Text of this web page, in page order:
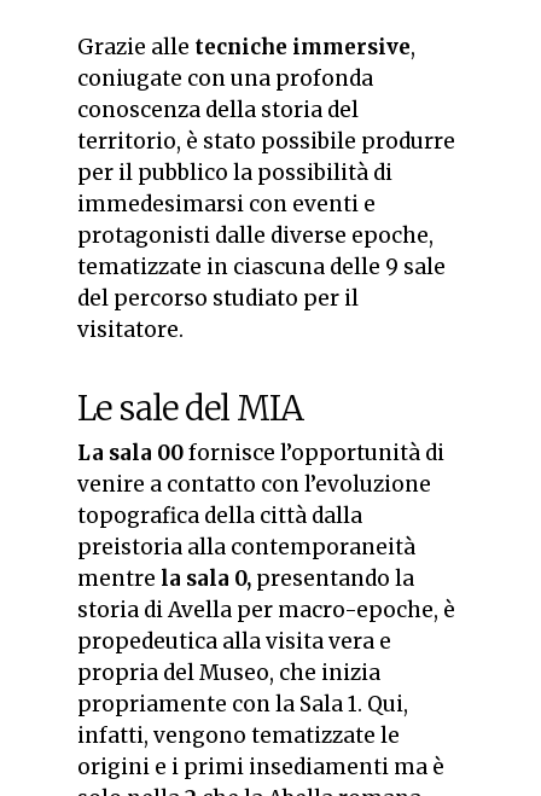
Grazie alle tecniche immersive,
coniugate con una profonda
conoscenza della storia del
territorio, è stato possibile produrre
per il pubblico la possibilità di
immedesimarsi con eventi e
protagonisti dalle diverse epoche,
tematizzate in ciascuna delle 9 sale
del percorso studiato per il
visitatore.
Le sale del MIA
La sala 00fornisce l’opportunità di
venire a contatto con l’evoluzione
topografica della città dalla
preistoria alla contemporaneità
mentre la sala 0, presentando la
storia di Avella per macro-epoche, è
propedeutica alla visita vera e
propria del Museo, che inizia
propriamente con la Sala 1. Qui,
infatti, vengono tematizzate le
origini e i primi insediamenti ma è